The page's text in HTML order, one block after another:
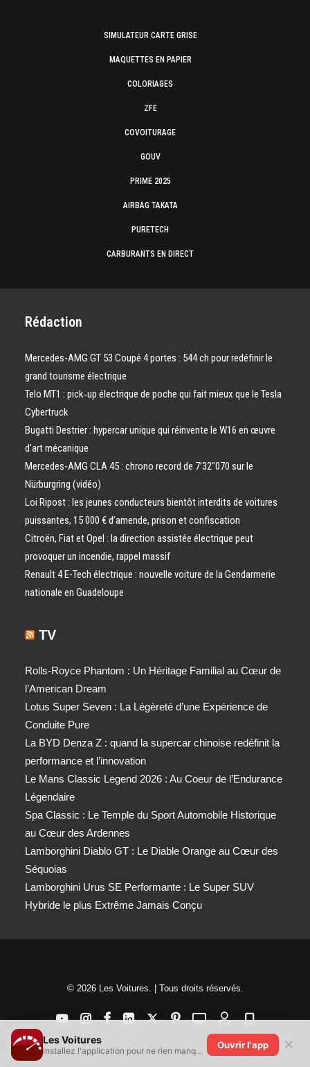
SIMULATEUR CARTE GRISE
MAQUETTES EN PAPIER
COLORIAGES
ZFE
COVOITURAGE
GOUV
PRIME 2025
AIRBAG TAKATA
PURETECH
CARBURANTS EN DIRECT
Rédaction
Mercedes-AMG GT 53 Coupé 4 portes : 544 ch pour redéfinir le
grand tourisme électrique
Telo MT1 : pick‑up électrique de poche qui fait mieux que le Tesla
Cybertruck
Bugatti Destrier : hypercar unique qui réinvente le W16 en œuvre
d’art mécanique
Mercedes-AMG CLA 45 : chrono record de 7’32″070 sur le
Nürburgring (vidéo)
Loi Ripost : les jeunes conducteurs bientôt interdits de voitures
puissantes, 15 000 € d’amende, prison et confiscation
Citroën, Fiat et Opel : la direction assistée électrique peut
provoquer un incendie, rappel massif
Renault 4 E-Tech électrique : nouvelle voiture de la Gendarmerie
nationale en Guadeloupe
TV
Rolls-Royce Phantom : Un Héritage Familial au Cœur de
l’American Dream
Lotus Super Seven : La Légèreté d’une Expérience de
Conduite Pure
La BYD Denza Z : quand la supercar chinoise redéfinit la
performance et l’innovation
Le Mans Classic Legend 2026 : Au Coeur de l’Endurance
Légendaire
Spa Classic : Le Temple du Sport Automobile Historique
au Cœur des Ardennes
Lamborghini Diablo GT : Le Diable Orange au Cœur des
Séquoias
Lamborghini Urus SE Performante : Le Super SUV
Hybride le plus Extrême Jamais Conçu
© 2026 Les Voitures. | Tous droits réservés.
Les Voitures
Installez l'application pour ne rien manquer !
Ouvrir l'app ✕